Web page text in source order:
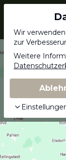
Wir
zur
Weitere